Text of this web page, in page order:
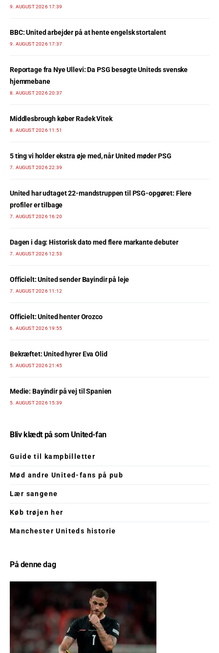
9. AUGUST 2026 17:39
BBC: United arbejder på at hente engelsk stortalent
9. AUGUST 2026 17:37
Reportage fra Nye Ullevi: Da PSG besøgte Uniteds svenske
hjemmebane
8. AUGUST 2026 20:37
Middlesbrough køber Radek Vitek
8. AUGUST 2026 11:51
5 ting vi holder ekstra øje med, når United møder PSG
7. AUGUST 2026 22:39
United har udtaget 22-mandstruppen til PSG-opgøret: Flere
profiler er tilbage
7. AUGUST 2026 16:20
Dagen i dag: Historisk dato med flere markante debuter
7. AUGUST 2026 12:53
Officielt: United sender Bayindir på leje
7. AUGUST 2026 11:12
Officielt: United henter Orozco
6. AUGUST 2026 19:55
Bekræftet: United hyrer Eva Olid
5. AUGUST 2026 21:45
Medie: Bayindir på vej til Spanien
5. AUGUST 2026 15:39
Bliv klædt på som United-fan
Guide til kampbilletter
Mød andre United-fans på pub
Lær sangene
Køb trøjen her
Manchester Uniteds historie
På denne dag